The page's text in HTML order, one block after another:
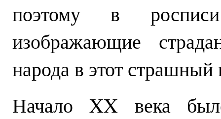
поэтому в
изображающие
народа в этот страшный
Начало XX века